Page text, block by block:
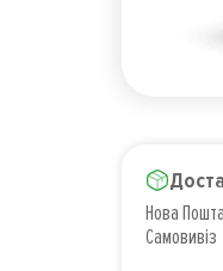
Нова Пошта
Самовивіз